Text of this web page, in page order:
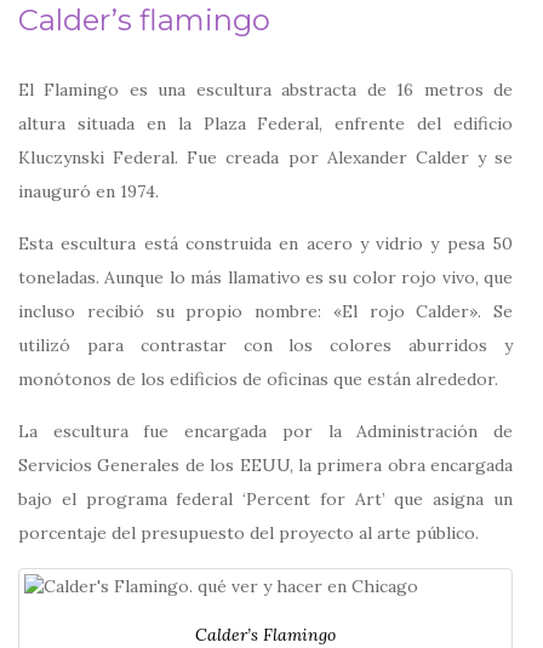
Calder’s flamingo
El Flamingo es una escultura abstracta de 16 metros de
altura situada en la Plaza Federal, enfrente del edificio
Kluczynski Federal. Fue creada por Alexander Calder y se
inauguró en 1974.
Esta escultura está construida en acero y vidrio y pesa 50
toneladas. Aunque lo más llamativo es su color rojo vivo, que
incluso recibió su propio nombre: «El rojo Calder». Se
utilizó para contrastar con los colores aburridos y
monótonos de los edificios de oficinas que están alrededor.
La escultura fue encargada por la Administración de
Servicios Generales de los EEUU, la primera obra encargada
bajo el programa federal ‘Percent for Art’ que asigna un
porcentaje del presupuesto del proyecto al arte público.
Calder’s Flamingo